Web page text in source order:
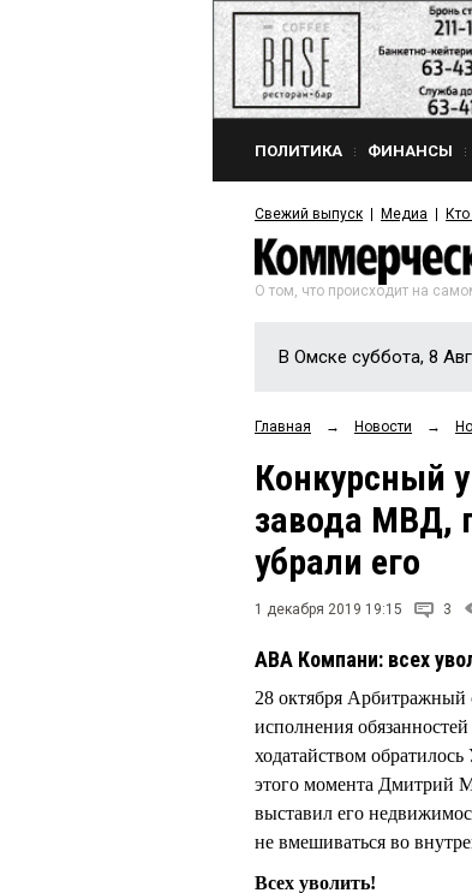
ПОЛИТИКА ФИНАНСЫ
Свежий выпуск Медиа
О том, что происходит на
В Омске суббота, 8
Главная → Новости →
Конкурсный
завода МВД,
убрали его
1 декабря 2019 19:15 3
АВА Компани: всех
28 октября
исполнения
ходатайством
этого момента Дмитрий
выставил его
не вмешиваться во
Всех уволить!